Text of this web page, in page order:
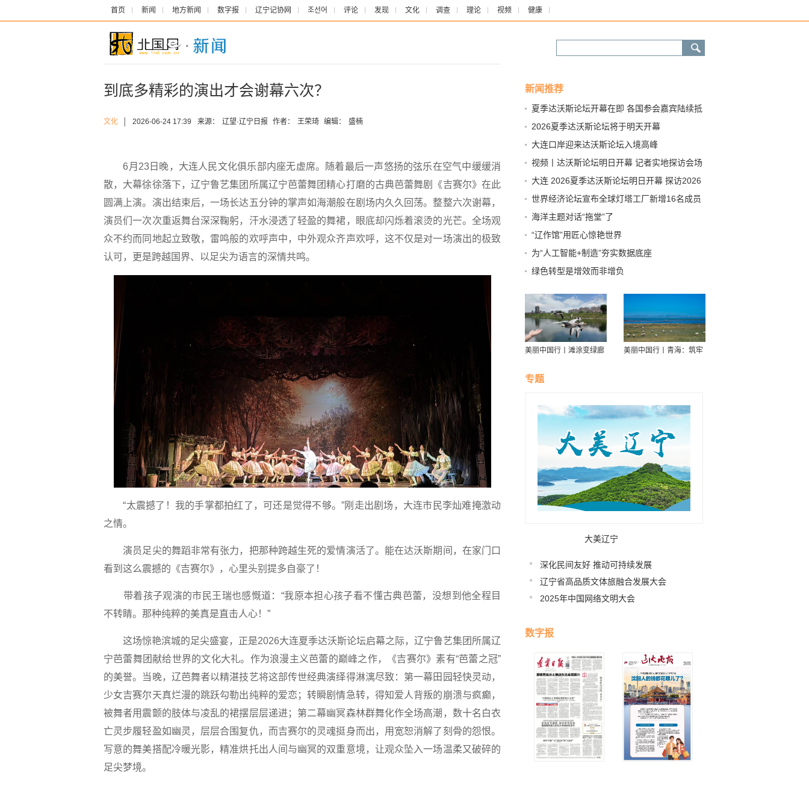
首页 新闻 地方新闻 数字报 辽宁记协网 조선어 评论 发现 文化 调查 理论 视频 健康
到底多精彩的演出才会谢幕六次？
文化 2026-06-24 17:39 来源： 辽望·辽宁日报 作者： 王荣琦 编辑： 盛楠
6月23日晚，大连人民文化俱乐部内座无虚席。随着最后一声悠扬的弦乐在空气中缓缓消
散，大幕徐徐落下，辽宁鲁艺集团所属辽宁芭蕾舞团精心打磨的古典芭蕾舞剧《吉赛尔》在此
圆满上演。演出结束后，一场长达五分钟的掌声如海潮般在剧场内久久回荡。整整六次谢幕，
演员们一次次重返舞台深深鞠躬，汗水浸透了轻盈的舞裙，眼底却闪烁着滚烫的光芒。全场观
众不约而同地起立致敬，雷鸣般的欢呼声中，中外观众齐声欢呼，这不仅是对一场演出的极致
认可，更是跨越国界、以足尖为语言的深情共鸣。
“太震撼了！我的手掌都拍红了，可还是觉得不够。”刚走出剧场，大连市民李灿难掩激动
之情。
演员足尖的舞蹈非常有张力，把那种跨越生死的爱情演活了。能在达沃斯期间，在家门口
看到这么震撼的《吉赛尔》，心里头别提多自豪了！
带着孩子观演的市民王瑞也感慨道：“我原本担心孩子看不懂古典芭蕾，没想到他全程目
不转睛。那种纯粹的美真是直击人心！”
这场惊艳滨城的足尖盛宴，正是2026大连夏季达沃斯论坛启幕之际，辽宁鲁艺集团所属辽
宁芭蕾舞团献给世界的文化大礼。作为浪漫主义芭蕾的巅峰之作，《吉赛尔》素有“芭蕾之冠”
的美誉。当晚，辽芭舞者以精湛技艺将这部传世经典演绎得淋漓尽致：第一幕田园轻快灵动，
少女吉赛尔天真烂漫的跳跃勾勒出纯粹的爱恋；转瞬剧情急转，得知爱人背叛的崩溃与疯癫，
被舞者用震颤的肢体与凌乱的裙摆层层递进；第二幕幽冥森林群舞化作全场高潮，数十名白衣
亡灵步履轻盈如幽灵，层层合围复仇，而吉赛尔的灵魂挺身而出，用宽恕消解了刻骨的怨恨。
写意的舞美搭配冷暖光影，精准烘托出人间与幽冥的双重意境，让观众坠入一场温柔又破碎的
足尖梦境。
新闻推荐
夏季达沃斯论坛开幕在即 各国参会嘉宾陆续抵
2026夏季达沃斯论坛将于明天开幕
大连口岸迎来达沃斯论坛入境高峰
视频丨达沃斯论坛明日开幕 记者实地探访会场
介绍两大亮点
大连 2026夏季达沃斯论坛明日开幕 探访2026
夏季达沃斯论坛会场
世界经济论坛宣布全球灯塔工厂新增16名成员
海洋主题对话“拖堂”了
“辽作馆”用匠心惊艳世界
为“人工智能+制造”夯实数据底座
绿色转型是增效而非增负
美丽中国行丨滩涂变绿廊
生态走廊
美丽中国行丨青海：筑牢
专题
大美辽宁
深化民间友好 推动可持续发展
辽宁省高品质文体旅融合发展大会
2025年中国网络文明大会
数字报